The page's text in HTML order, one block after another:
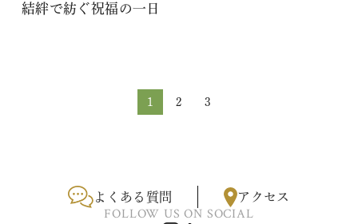
結絆で紡ぐ祝福の一日
1 2 3
よくある質問 アクセス
FOLLOW US ON SOCIAL